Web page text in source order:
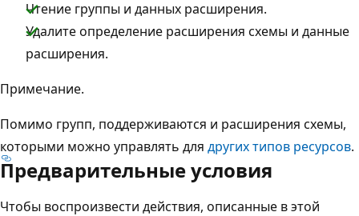
Чтение группы и данных расширения.
Удалите определение расширения схемы и данные
расширения.
Примечание.
Помимо групп, поддерживаются и расширения схемы,
которыми можно управлять для других типов ресурсов.
Предварительные условия
Чтобы воспроизвести действия, описанные в этой